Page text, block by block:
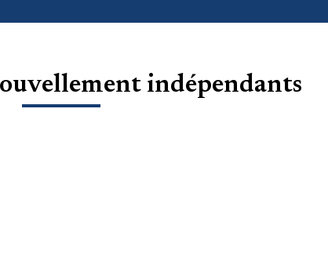
indépendants